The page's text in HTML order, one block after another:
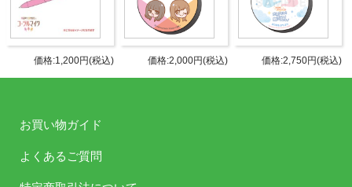
発売元
タブリエ・コミュニケーションズ株
タブリエ・コミュニケーションズ株
JANコ
価格:1,200円(税込) 価格:2,000円(税込) 価格:2,750円(税込)
お買い物ガイド
よくあるご質問